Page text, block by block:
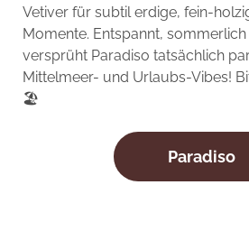
Vetiver für subtil erdige, fein-
Momente. Entspannt,
versprüht Paradiso tatsächlich
Mittelmeer- und Urlaubs-Vibes!
🏖️
Paradiso